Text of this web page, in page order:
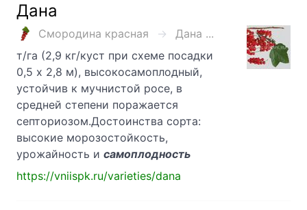
Дана
Смородина красная
Дана ...
т/га (2,9 кг/куст при схеме посадки
0,5 х 2,8 м), высокосамоплодный,
устойчив к мучнистой росе, в
средней степени поражается
септориозом.Достоинства сорта:
высокие морозостойкость,
урожайность и самоплодность
https://vniispk.ru/varieties/dana